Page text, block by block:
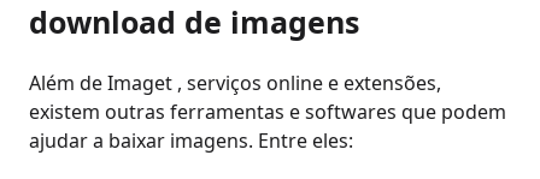
download de imagens
Além de Imaget , serviços online e extensões,
existem outras ferramentas e softwares que podem
ajudar a baixar imagens. Entre eles: